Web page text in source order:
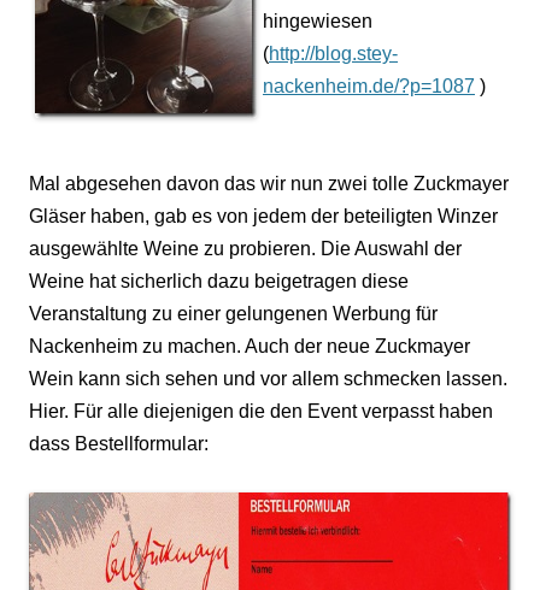
hingewiesen
(http://blog.stey-
nackenheim.de/?p=1087 )
Mal abgesehen davon das wir nun zwei tolle Zuckmayer
Gläser haben, gab es von jedem der beteiligten Winzer
ausgewählte Weine zu probieren. Die Auswahl der
Weine hat sicherlich dazu beigetragen diese
Veranstaltung zu einer gelungenen Werbung für
Nackenheim zu machen. Auch der neue Zuckmayer
Wein kann sich sehen und vor allem schmecken lassen.
Hier. Für alle diejenigen die den Event verpasst haben
dass Bestellformular: